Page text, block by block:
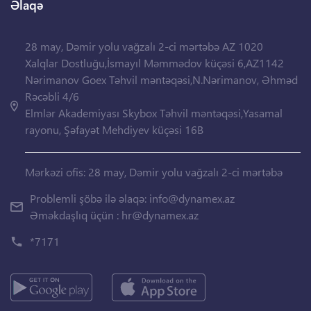
Əlaqə
28 may, Dəmir yolu vağzalı 2-ci mərtəbə AZ 1020
Xalqlar Dostluğu,İsmayıl Məmmədov küçəsi 6,AZ1142
Nərimanov Goex Təhvil məntəqəsi,N.Nərimanov, Əhməd
Rəcəbli 4/6
Elmlər Akademiyası Skybox Təhvil məntəqəsi,Yasamal
rayonu, Şəfayət Mehdiyev küçəsi 16B
Mərkəzi ofis: 28 may, Dəmir yolu vağzalı 2-ci mərtəbə
Problemli şöbə ilə əlaqə: info@dynamex.az
Əməkdaşlıq üçün : hr@dynamex.az
*7171